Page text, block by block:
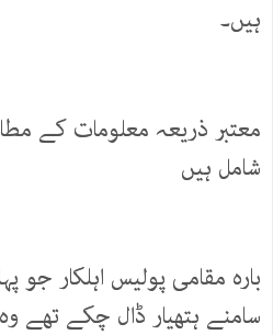
ہیں۔
معتبر ذریعہ معلومات کے
شامل ہیں
بارہ مقامی پولیس اہلکار جو
سامنے ہتھیار ڈال چکے تھے